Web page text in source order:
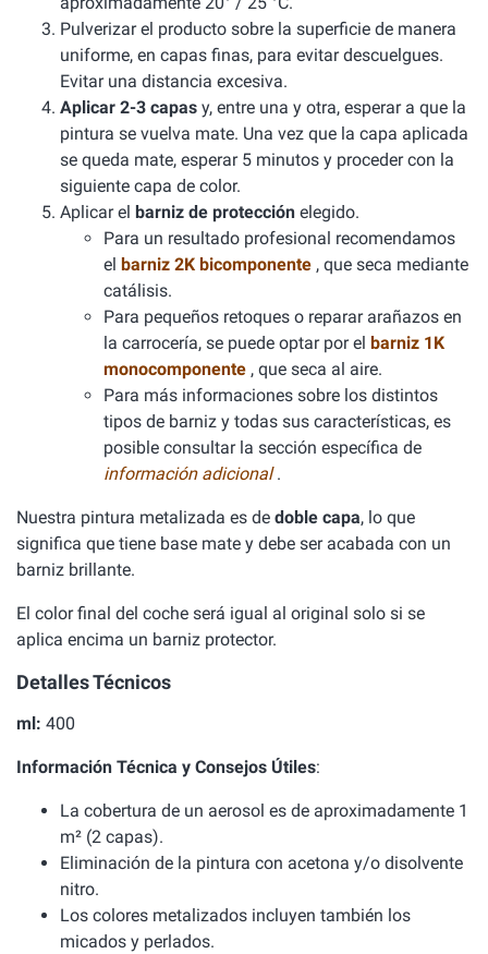
Pulverizar el producto sobre la superficie de manera
uniforme, en capas finas, para evitar descuelgues.
Evitar una distancia excesiva.
Aplicar 2-3 capas y, entre una y otra, esperar a que la
pintura se vuelva mate. Una vez que la capa aplicada
se queda mate, esperar 5 minutos y proceder con la
siguiente capa de color.
Aplicar el barniz de protección elegido.
Para un resultado profesional recomendamos
el barniz 2K bicomponente , que seca mediante
catálisis.
Para pequeños retoques o reparar arañazos en
la carrocería, se puede optar por el barniz 1K
monocomponente , que seca al aire.
Para más informaciones sobre los distintos
tipos de barniz y todas sus características, es
posible consultar la sección específica de
información adicional.
Nuestra pintura metalizada es de doble capa, lo que
significa que tiene base mate y debe ser acabada con un
barniz brillante.
El color final del coche será igual al original solo si se
aplica encima un barniz protector.
Detalles Técnicos
ml: 400
Información Técnica y Consejos Útiles:
La cobertura de un aerosol es de aproximadamente 1
m² (2 capas).
Eliminación de la pintura con acetona y/o disolvente
nitro.
Los colores metalizados incluyen también los
micados y perlados.